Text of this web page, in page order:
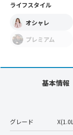
ライフスタイル
オシャレ
プレミアム
基本情報
グレード